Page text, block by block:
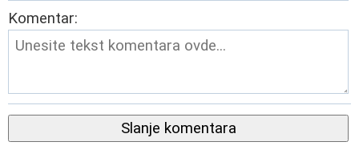
Komentar:
Slanje komentara